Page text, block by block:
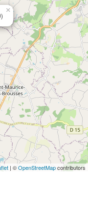
×
| ©OpenStreetMapcontributors